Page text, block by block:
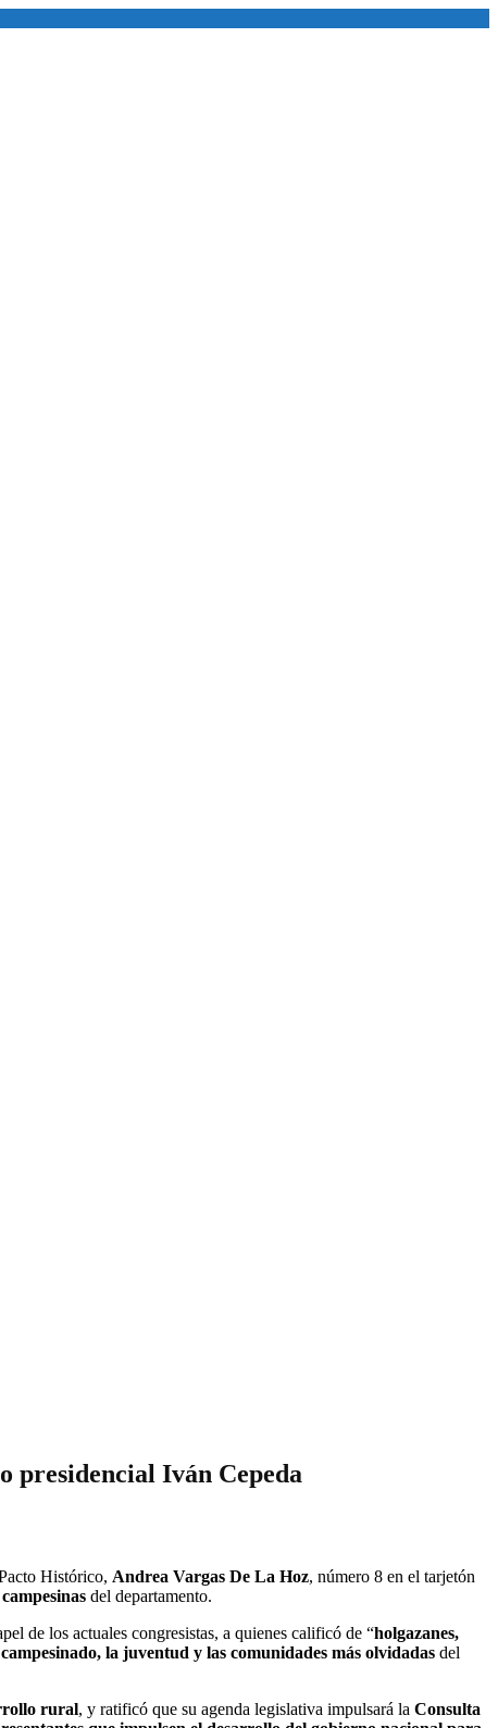
presidencial Iván Cepeda
Histórico, Andrea Vargas De La Hoz, número 8 en el tarjetón
del departamento.
de los actuales congresistas, a quienes calificó de “holgazanes,
campesinado, la juventud y las comunidades más olvidadas del
rural, y ratificó que su agenda legislativa impulsará la Consulta